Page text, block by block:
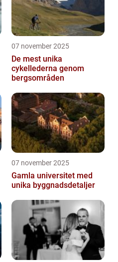
07 november 2025
De mest unika
cykellederna genom
bergsområden
07 november 2025
Gamla universitet med
unika byggnadsdetaljer